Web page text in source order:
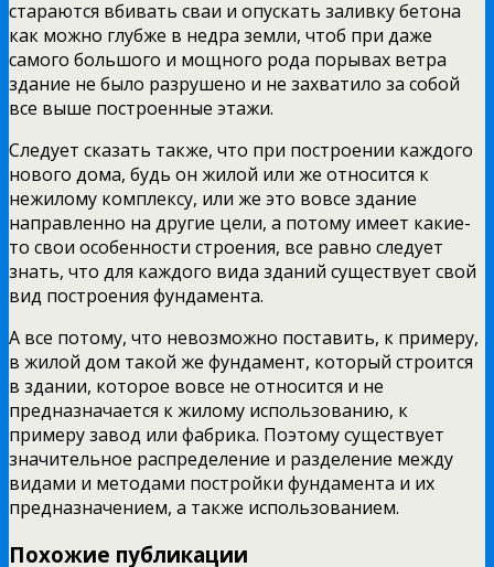
стараются вбивать сваи и опускать заливку бетона
как можно глубже в недра земли, чтоб при даже
самого большого и мощного рода порывах ветра
здание не было разрушено и не захватило за собой
все выше построенные этажи.
Следует сказать также, что при построении каждого
нового дома, будь он жилой или же относится к
нежилому комплексу, или же это вовсе здание
направленно на другие цели, а потому имеет какие-
то свои особенности строения, все равно следует
знать, что для каждого вида зданий существует свой
вид построения фундамента.
А все потому, что невозможно поставить, к примеру,
в жилой дом такой же фундамент, который строится
в здании, которое вовсе не относится и не
предназначается к жилому использованию, к
примеру завод или фабрика. Поэтому существует
значительное распределение и разделение между
видами и методами постройки фундамента и их
предназначением, а также использованием.
Похожие публикации